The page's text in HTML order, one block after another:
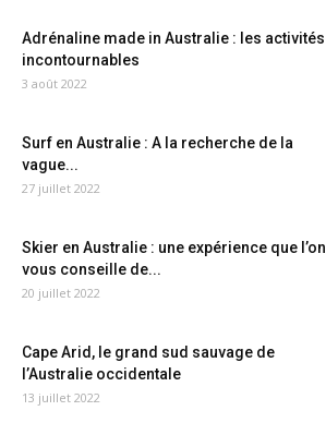
Adrénaline made in Australie : les activités
incontournables
3 août 2022
Surf en Australie : A la recherche de la
vague...
27 juillet 2022
Skier en Australie : une expérience que l’on
vous conseille de...
20 juillet 2022
Cape Arid, le grand sud sauvage de
l’Australie occidentale
13 juillet 2022